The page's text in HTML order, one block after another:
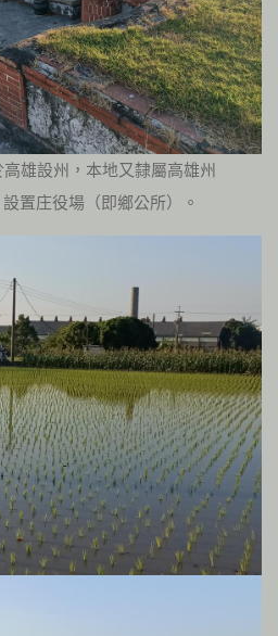
雄設州，本地又隸屬高雄州
置庄役場（即鄉公所）。